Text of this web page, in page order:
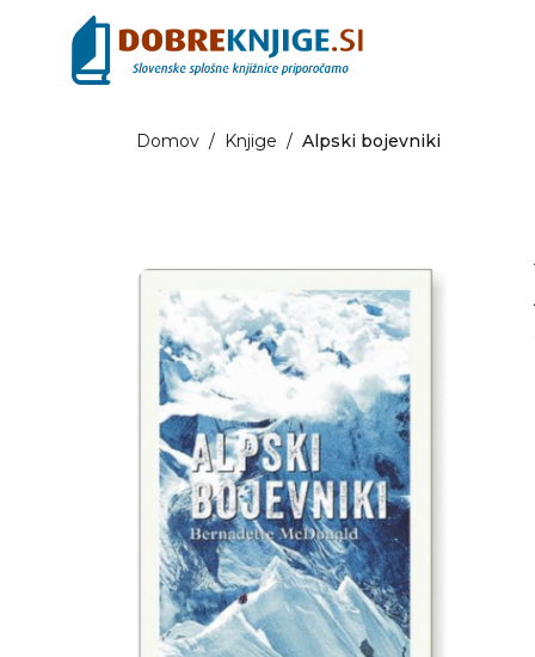
Domov / Knjige / Alpski bojevniki